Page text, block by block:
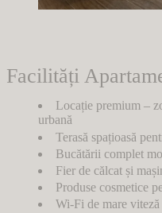
Facilități
Locație premium –
urbană
Terasă spațioasă
Bucătării complet
Fier de călcat și
Produse cosmetice
Wi-Fi de mare viteză